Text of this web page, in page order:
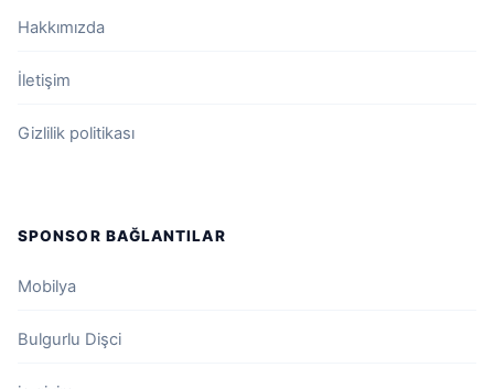
Hakkımızda
İletişim
Gizlilik politikası
SPONSOR BAĞLANTILAR
Mobilya
Bulgurlu Dişci